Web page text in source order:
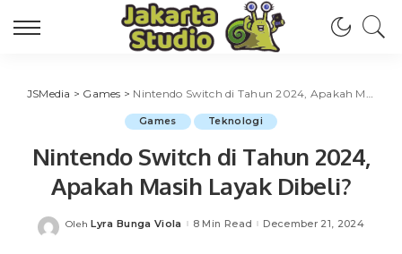
JSMedia > Games > Nintendo Switch di Tahun 2024, Apakah Masih Layak Dibeli?
Games Teknologi
Nintendo Switch di Tahun 2024,
Apakah Masih Layak Dibeli?
Posted
Oleh Lyra Bunga Viola 8 Min Read December 21, 2024